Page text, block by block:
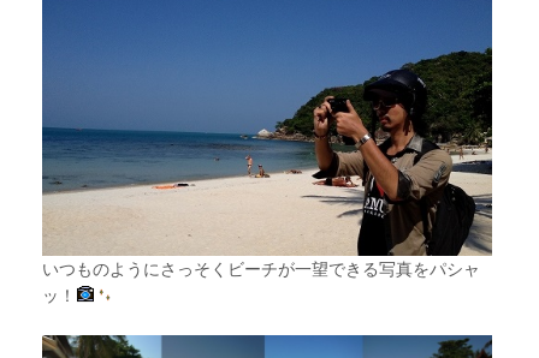
いつものようにさっそくビーチが一望できる写真をパシャ
ッ！